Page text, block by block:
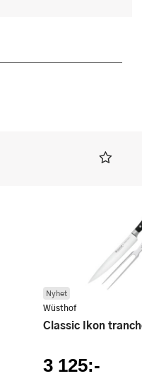
Nyhet
Wüsthof
Classic Ikon
3 125:-